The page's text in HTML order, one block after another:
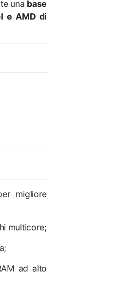
una base
e AMD di
migliore
multicore;
ad alto